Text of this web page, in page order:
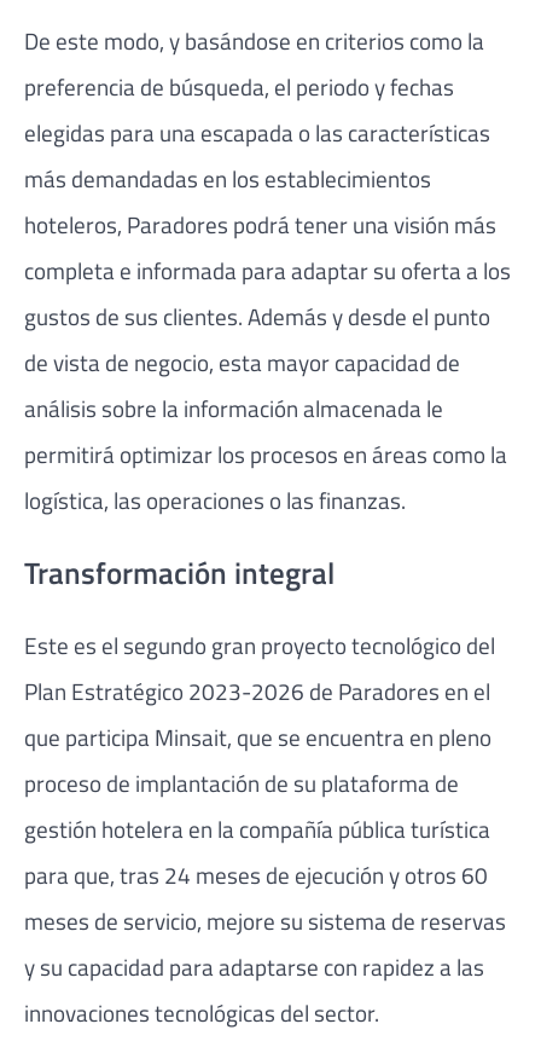
De este modo, y basándose en criterios como la
preferencia de búsqueda, el periodo y fechas
elegidas para una escapada o las características
más demandadas en los establecimientos
hoteleros, Paradores podrá tener una visión más
completa e informada para adaptar su oferta a los
gustos de sus clientes. Además y desde el punto
de vista de negocio, esta mayor capacidad de
análisis sobre la información almacenada le
permitirá optimizar los procesos en áreas como la
logística, las operaciones o las finanzas.
Transformación integral
Este es el segundo gran proyecto tecnológico del
Plan Estratégico 2023-2026 de Paradores en el
que participa Minsait, que se encuentra en pleno
proceso de implantación de su plataforma de
gestión hotelera en la compañía pública turística
para que, tras 24 meses de ejecución y otros 60
meses de servicio, mejore su sistema de reservas
y su capacidad para adaptarse con rapidez a las
innovaciones tecnológicas del sector.